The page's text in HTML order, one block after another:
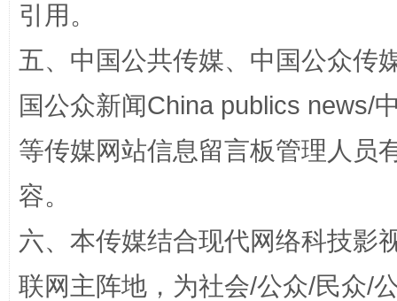
漫山遍野的桃花与雪山、麦地、白藏房 除
引用。
五、中国公共传媒、中国公众传
国公众新闻China publics news/
等传媒网站信息留言板管理人员
容。
六、本传媒结合现代网络科技影
联网主阵地，为社会/公众/民众/